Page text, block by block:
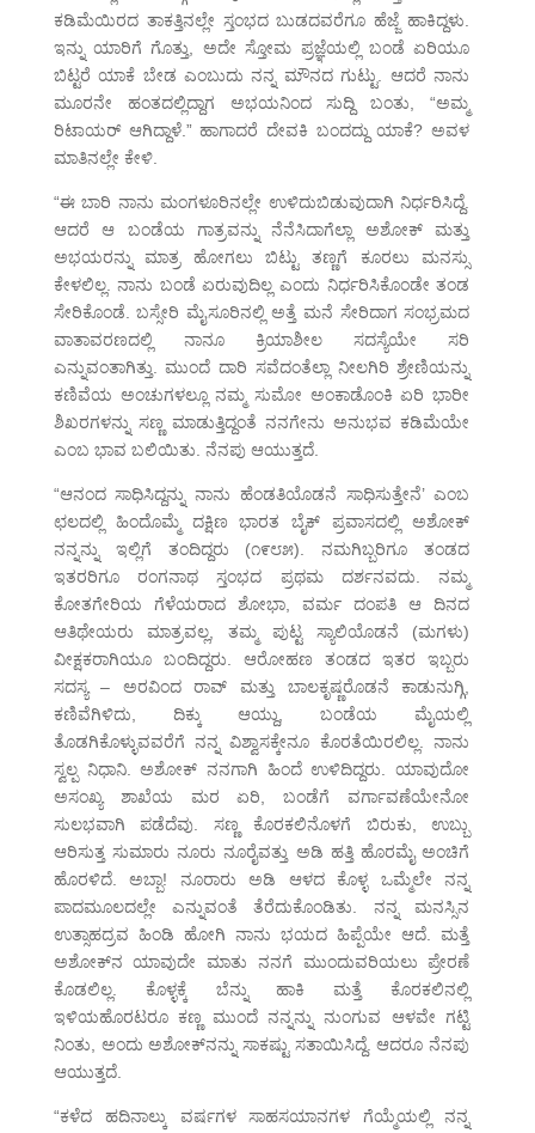
ಕಡಿಮೆಯಿರದ ತಾಕತ್ತಿನಲ್ಲೇ ಸ್ತಂಭದ ಬುಡದವರೆಗೂ ಹೆಜ್ಜೆ ಹಾಕಿದ್ದಳು.
ಇನ್ನು ಯಾರಿಗೆ ಗೊತ್ತು, ಅದೇ ಸ್ತೋಮ ಪ್ರಜ್ಞೆಯಲ್ಲಿ ಬಂಡೆ ಏರಿಯೂ
ಬಿಟ್ಟರೆ ಯಾಕೆ ಬೇಡ ಎಂಬುದು ನನ್ನ ಮೌನದ ಗುಟ್ಟು. ಆದರೆ ನಾನು
ಮೂರನೇ ಹಂತದಲ್ಲಿದ್ದಾಗ ಅಭಯನಿಂದ ಸುದ್ದಿ ಬಂತು, “ಅಮ್ಮ
ರಿಟಾಯರ್ ಆಗಿದ್ದಾಳೆ.” ಹಾಗಾದರೆ ದೇವಕಿ ಬಂದದ್ದು ಯಾಕೆ? ಅವಳ
ಮಾತಿನಲ್ಲೇ ಕೇಳಿ.
“ಈ ಬಾರಿ ನಾನು ಮಂಗಳೂರಿನಲ್ಲೇ ಉಳಿದುಬಿಡುವುದಾಗಿ ನಿರ್ಧರಿಸಿದ್ದೆ.
ಆದರೆ ಆ ಬಂಡೆಯ ಗಾತ್ರವನ್ನು ನೆನೆಸಿದಾಗೆಲ್ಲಾ ಅಶೋಕ್ ಮತ್ತು
ಅಭಯರನ್ನು ಮಾತ್ರ ಹೋಗಲು ಬಿಟ್ಟು ತಣ್ಣಗೆ ಕೂರಲು ಮನಸ್ಸು
ಕೇಳಲಿಲ್ಲ. ನಾನು ಬಂಡೆ ಏರುವುದಿಲ್ಲ ಎಂದು ನಿರ್ಧರಿಸಿಕೊಂಡೇ ತಂಡ
ಸೇರಿಕೊಂಡೆ. ಬಸ್ಸೇರಿ ಮೈಸೂರಿನಲ್ಲಿ ಅತ್ತೆ ಮನೆ ಸೇರಿದಾಗ ಸಂಭ್ರಮದ
ವಾತಾವರಣದಲ್ಲಿ ನಾನೂ ಕ್ರಿಯಾಶೀಲ ಸದಸ್ಯೆಯೇ ಸರಿ
ಎನ್ನುವಂತಾಗಿತ್ತು. ಮುಂದೆ ದಾರಿ ಸವೆದಂತೆಲ್ಲಾ ನೀಲಗಿರಿ ಶ್ರೇಣಿಯನ್ನು
ಕಣಿವೆಯ ಅಂಚುಗಳಲ್ಲೂ ನಮ್ಮ ಸುಮೋ ಅಂಕಾಡೊಂಕಿ ಏರಿ ಭಾರೀ
ಶಿಖರಗಳನ್ನು ಸಣ್ಣ ಮಾಡುತ್ತಿದ್ದಂತೆ ನನಗೇನು ಅನುಭವ ಕಡಿಮೆಯೇ
ಎಂಬ ಭಾವ ಬಲಿಯಿತು. ನೆನಪು ಆಯುತ್ತದೆ.
“ಆನಂದ ಸಾಧಿಸಿದ್ದನ್ನು ನಾನು ಹೆಂಡತಿಯೊಡನೆ ಸಾಧಿಸುತ್ತೇನೆ’ ಎಂಬ
ಛಲದಲ್ಲಿ ಹಿಂದೊಮ್ಮೆ ದಕ್ಷಿಣ ಭಾರತ ಬೈಕ್ ಪ್ರವಾಸದಲ್ಲಿ ಅಶೋಕ್
ನನ್ನನ್ನು ಇಲ್ಲಿಗೆ ತಂದಿದ್ದರು (೧೯೮೫). ನಮಗಿಬ್ಬರಿಗೂ ತಂಡದ
ಇತರರಿಗೂ ರಂಗನಾಥ ಸ್ತಂಭದ ಪ್ರಥಮ ದರ್ಶನವದು. ನಮ್ಮ
ಕೋತಗೇರಿಯ ಗೆಳೆಯರಾದ ಶೋಭಾ, ವರ್ಮ ದಂಪತಿ ಆ ದಿನದ
ಆತಿಥೇಯರು ಮಾತ್ರವಲ್ಲ, ತಮ್ಮ ಪುಟ್ಟ ಸ್ಯಾಲಿಯೊಡನೆ (ಮಗಳು)
ವೀಕ್ಷಕರಾಗಿಯೂ ಬಂದಿದ್ದರು. ಆರೋಹಣ ತಂಡದ ಇತರ ಇಬ್ಬರು
ಸದಸ್ಯ – ಅರವಿಂದ ರಾವ್ ಮತ್ತು ಬಾಲಕೃಷ್ಣರೊಡನೆ ಕಾಡುನುಗ್ಗಿ,
ಕಣಿವೆಗಿಳಿದು, ದಿಕ್ಕು ಆಯ್ದು, ಬಂಡೆಯ ಮೈಯಲ್ಲಿ
ತೊಡಗಿಕೊಳ್ಳುವವರೆಗೆ ನನ್ನ ವಿಶ್ವಾಸಕ್ಕೇನೂ ಕೊರತೆಯಿರಲಿಲ್ಲ. ನಾನು
ಸ್ವಲ್ಪ ನಿಧಾನಿ. ಅಶೋಕ್ ನನಗಾಗಿ ಹಿಂದೆ ಉಳಿದಿದ್ದರು. ಯಾವುದೋ
ಅಸಂಖ್ಯ ಶಾಖೆಯ ಮರ ಏರಿ, ಬಂಡೆಗೆ ವರ್ಗಾವಣೆಯೇನೋ
ಸುಲಭವಾಗಿ ಪಡೆದೆವು. ಸಣ್ಣ ಕೊರಕಲಿನೊಳಗೆ ಬಿರುಕು, ಉಬ್ಬು
ಆರಿಸುತ್ತ ಸುಮಾರು ನೂರು ನೂರೈವತ್ತು ಅಡಿ ಹತ್ತಿ ಹೊರಮೈ ಅಂಚಿಗೆ
ಹೊರಳಿದೆ. ಅಬ್ಬಾ! ನೂರಾರು ಅಡಿ ಆಳದ ಕೊಳ್ಳ ಒಮ್ಮೆಲೇ ನನ್ನ
ಪಾದಮೂಲದಲ್ಲೇ ಎನ್ನುವಂತೆ ತೆರೆದುಕೊಂಡಿತು. ನನ್ನ ಮನಸ್ಸಿನ
ಉತ್ಸಾಹದ್ರವ ಹಿಂಡಿ ಹೋಗಿ ನಾನು ಭಯದ ಹಿಪ್ಪೆಯೇ ಆದೆ. ಮತ್ತೆ
ಅಶೋಕ್‌ನ ಯಾವುದೇ ಮಾತು ನನಗೆ ಮುಂದುವರಿಯಲು ಪ್ರೇರಣೆ
ಕೊಡಲಿಲ್ಲ. ಕೊಳ್ಳಕ್ಕೆ ಬೆನ್ನು ಹಾಕಿ ಮತ್ತೆ ಕೊರಕಲಿನಲ್ಲಿ
ಇಳಿಯಹೊರಟರೂ ಕಣ್ಣ ಮುಂದೆ ನನ್ನನ್ನು ನುಂಗುವ ಆಳವೇ ಗಟ್ಟಿ
ನಿಂತು, ಅಂದು ಅಶೋಕ್‌ನನ್ನು ಸಾಕಷ್ಟು ಸತಾಯಿಸಿದ್ದೆ. ಆದರೂ ನೆನಪು
ಆಯುತ್ತದೆ.
“ಕಳೆದ ಹದಿನಾಲ್ಕು ವರ್ಷಗಳ ಸಾಹಸಯಾನಗಳ ಗೆಯ್ಮೆಯಲ್ಲಿ ನನ್ನ